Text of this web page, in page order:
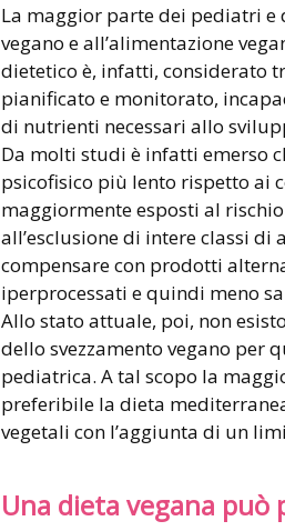
La maggior parte dei pediatri
vegano e all’alimentazione
dietetico è, infatti, considerato
pianificato e monitorato,
di nutrienti necessari allo
Da molti studi è infatti emerso
psicofisico più lento rispetto ai
maggiormente esposti al
all’esclusione di intere classi
compensare con prodotti
iperprocessati e quindi meno
Allo stato attuale, poi, non
dello svezzamento vegano per
pediatrica. A tal scopo la
preferibile la dieta
vegetali con l’aggiunta di un
Una dieta vegana può